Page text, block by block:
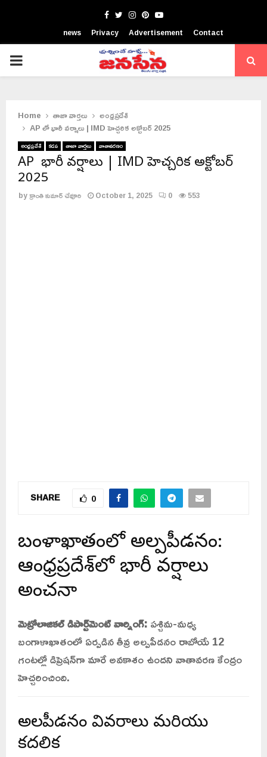
Facebook
TwitterInstagram
Pinterest
Youtube
news Privacy Advertisement Contact
PRIMARY
Home తాజా వార్తలు
అంధ్రప్రదేశ్
AP లో భారీ వర్షాలు | IMD హెచ్చరిక అక్టోబర్ 2025
అంధ్రప్రదేశ్ కడప తాజా వార్తలు వాతావరణం
AP లో భారీ వర్షాలు | IMD హెచ్చరిక అక్టోబర్
2025
byక్రాంతి కుమార్ చేవూరి October 1, 2025 0 553
SHARE 0
బంగాళాఖాతంలో అల్పపీడనం:
ఆంధ్రప్రదేశ్‌లో భారీ వర్షాలు
అంచనా
మెట్రోలాజికల్ డిపార్ట్‌మెంట్ వార్నింగ్:పశ్చిమ-మధ్య
బంగాళాఖాతంలో ఏర్పడిన తీవ్ర అల్పపీడనం రాబోయే 12
గంటల్లో డిప్రెషన్‌గా మారే అవకాశం ఉందని వాతావరణ కేంద్రం
హెచ్చరించింది.
అల్పపీడనం వివరాలు మరియు
కదలిక